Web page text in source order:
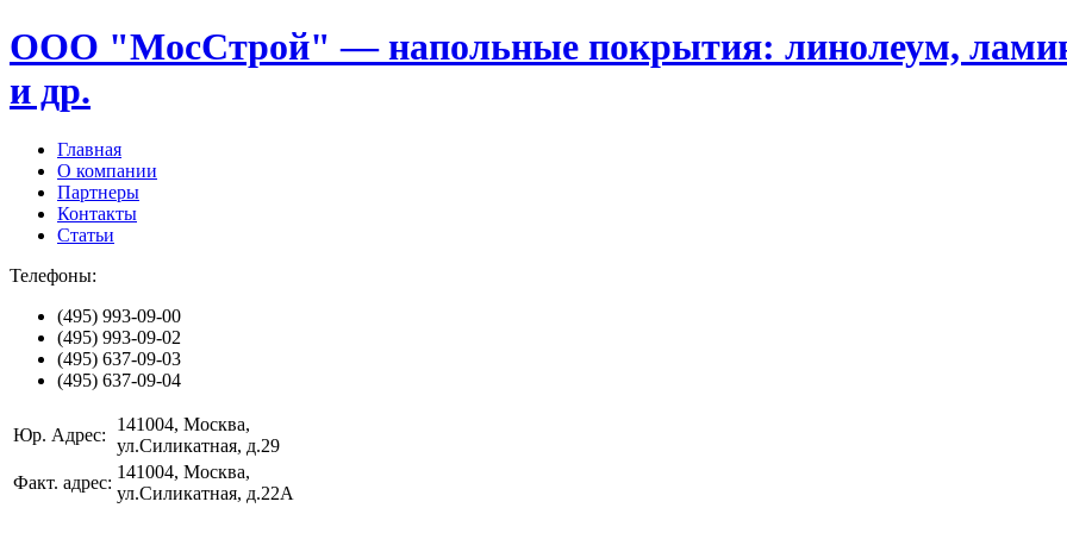
ООО "МосСтрой" — напольные покрытия: линолеум,
и др.
Главная
О компании
Партнеры
Контакты
Статьи
Телефоны:
(495) 993-09-00
(495) 993-09-02
(495) 637-09-03
(495) 637-09-04
Юр. Адрес:
141004, Москва,
ул.Силикатная, д.29
Факт. адрес:
141004, Москва,
ул.Силикатная, д.22А